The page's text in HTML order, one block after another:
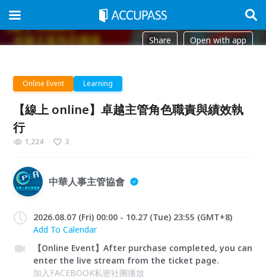
Share Open with app
Online Event Learning
【線上 online】卓越主管角色職責與績效執
行
1,224 3
中華人事主管協會
2026.08.07 (Fri) 00:00 - 10.27 (Tue) 23:55 (GMT+8)
Add To Calendar
【Online Event】After purchase completed, you can
enter the live stream from the ticket page.
加入FACEBOOK私密社團播放